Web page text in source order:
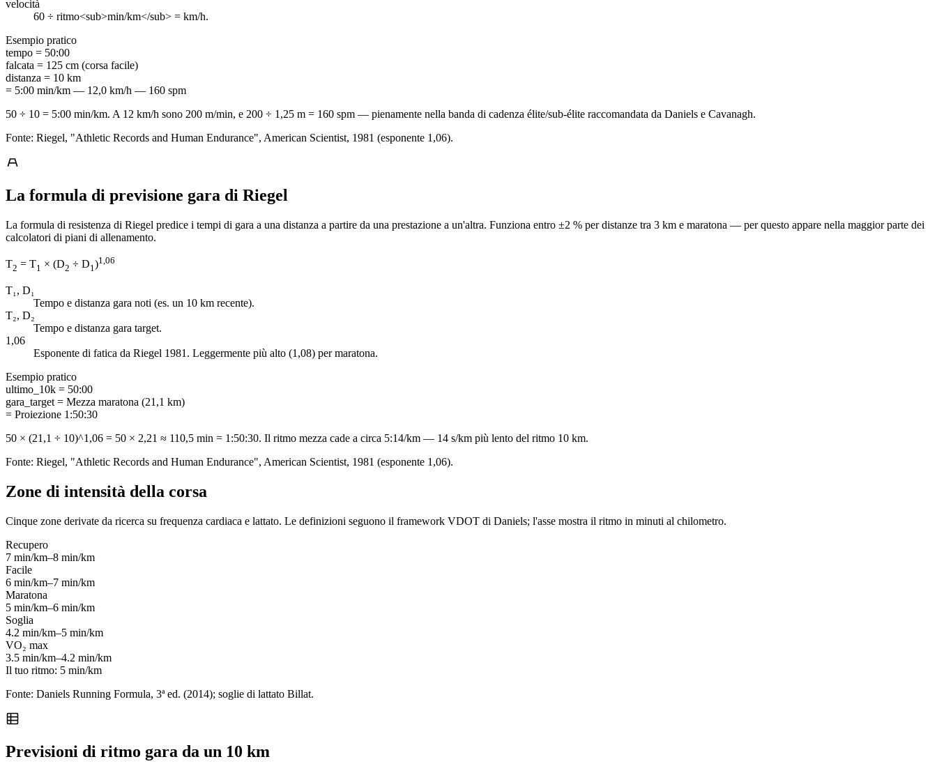
velocità
60 ÷ ritmo<sub>min/km</sub> = km/h.
Esempio pratico
tempo = 50:00
falcata = 125 cm (corsa facile)
distanza = 10 km
= 5:00 min/km — 12,0 km/h — 160 spm
50 ÷ 10 = 5:00 min/km. A 12 km/h sono 200 m/min, e 200 ÷ 1,25 m = 160 spm — pienamente nella banda di cadenza élite/sub-élite raccomandata da Daniels e Cavanagh.
Fonte: Riegel, "Athletic Records and Human Endurance", American Scientist, 1981 (esponente 1,06).
La formula di previsione gara di Riegel
La formula di resistenza di Riegel predice i tempi di gara a una distanza a partire da una prestazione a un'altra. Funziona entro ±2 % per distanze tra 3 km e maratona — per questo appare nella maggior parte dei
calcolatori di piani di allenamento.
T2 = T1 × (D2 ÷ D1 )1,06
T₁, D₁
Tempo e distanza gara noti (es. un 10 km recente).
T₂, D₂
Tempo e distanza gara target.
1,06
Esponente di fatica da Riegel 1981. Leggermente più alto (1,08) per maratona.
Esempio pratico
ultimo_10k = 50:00
gara_target = Mezza maratona (21,1 km)
= Proiezione 1:50:30
50 × (21,1 ÷ 10)^1,06 = 50 × 2,21 ≈ 110,5 min = 1:50:30. Il ritmo mezza cade a circa 5:14/km — 14 s/km più lento del ritmo 10 km.
Fonte: Riegel, "Athletic Records and Human Endurance", American Scientist, 1981 (esponente 1,06).
Zone di intensità della corsa
Cinque zone derivate da ricerca su frequenza cardiaca e lattato. Le definizioni seguono il framework VDOT di Daniels; l'asse mostra il ritmo in minuti al chilometro.
Recupero
7 min/km–8 min/km
Facile
6 min/km–7 min/km
Maratona
5 min/km–6 min/km
Soglia
4.2 min/km–5 min/km
VO₂ max
3.5 min/km–4.2 min/km
Il tuo ritmo: 5 min/km
Fonte: Daniels Running Formula, 3ª ed. (2014); soglie di lattato Billat.
Previsioni di ritmo gara da un 10 km